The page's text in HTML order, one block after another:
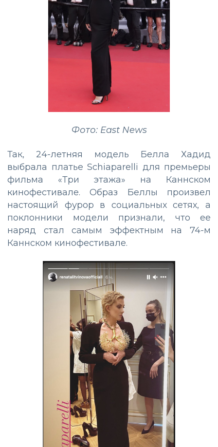
Фото: East News
Так, 24-летняя модель Белла Хадид
выбрала платье Schiaparelli для премьеры
фильма «Три этажа» на Каннском
кинофестивале. Образ Беллы произвел
настоящий фурор в социальных сетях, а
поклонники модели признали, что ее
наряд стал самым эффектным на 74-м
Каннском кинофестивале.